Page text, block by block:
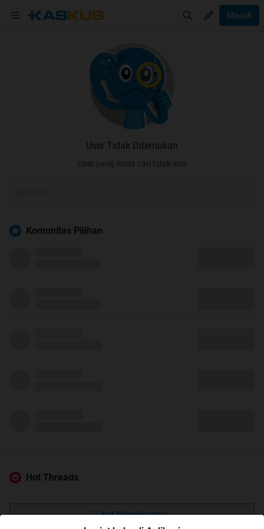
Masuk
User Tidak Ditemukan
User yang Anda cari tidak ada
Komunitas Pilihan
Hot Threads
Lihat Selengkapnya